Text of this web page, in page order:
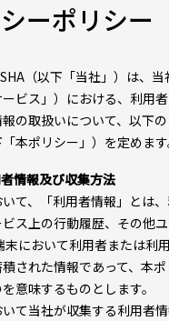
ーポリシー
（以下「当社」）は、
ビス」）における、利用
の取扱いについて、以下
本ポリシー」）を定めます
情報及び収集方法
て、「利用者情報」とは
ス上の行動履歴、その他
末において利用者または利
された情報であって、本
意味するものとします。
て当社が収集する利用者